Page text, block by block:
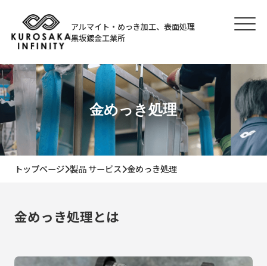
アルマイト・めっき加工、表面処理
黒坂鍍金工業所
金めっき処理
トップページ 製品 サービス 金めっき処理
金めっき処理とは